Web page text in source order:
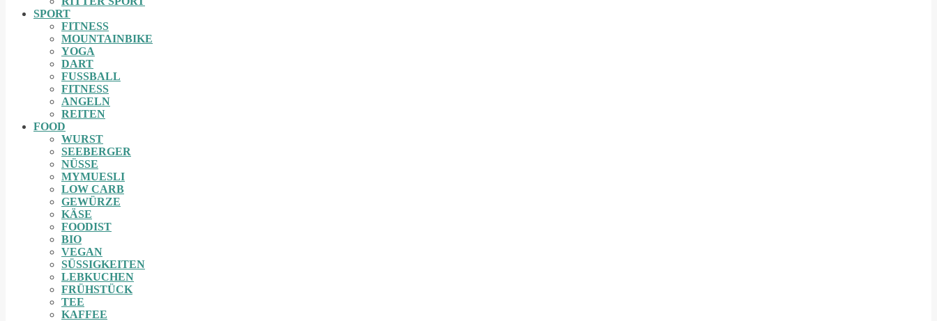
SPORT
FITNESS
MOUNTAINBIKE
YOGA
DART
FUSSBALL
FITNESS
ANGELN
REITEN
FOOD
WURST
SEEBERGER
NÜSSE
MYMUESLI
LOW CARB
GEWÜRZE
KÄSE
FOODIST
BIO
VEGAN
SÜSSIGKEITEN
LEBKUCHEN
FRÜHSTÜCK
TEE
KAFFEE